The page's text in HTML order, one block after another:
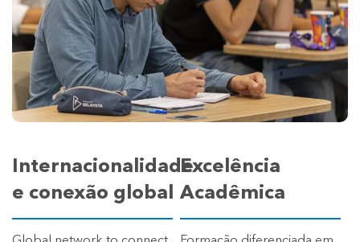
Internacionalidade
e conexão global
Excelência
Acadêmica